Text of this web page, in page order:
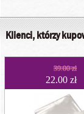
Klienci, którzy
39.00 zł
22.00 zł